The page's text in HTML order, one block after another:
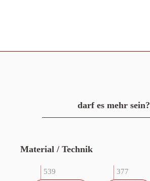
darf es mehr sein?
Material / Technik
539 377